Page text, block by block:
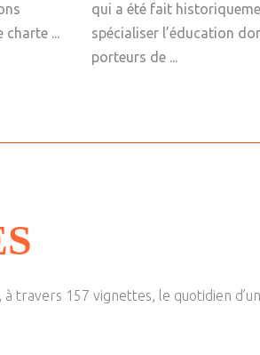
charte ...
qui a été fait
spécialiser l’éducation
porteurs de ...
à travers 157 vignettes, le quotidien